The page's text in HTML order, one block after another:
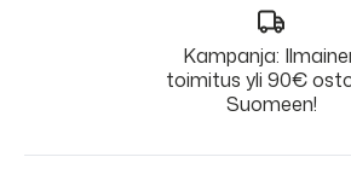
Kampanja:
toimitus yli 90€
Suomeen!